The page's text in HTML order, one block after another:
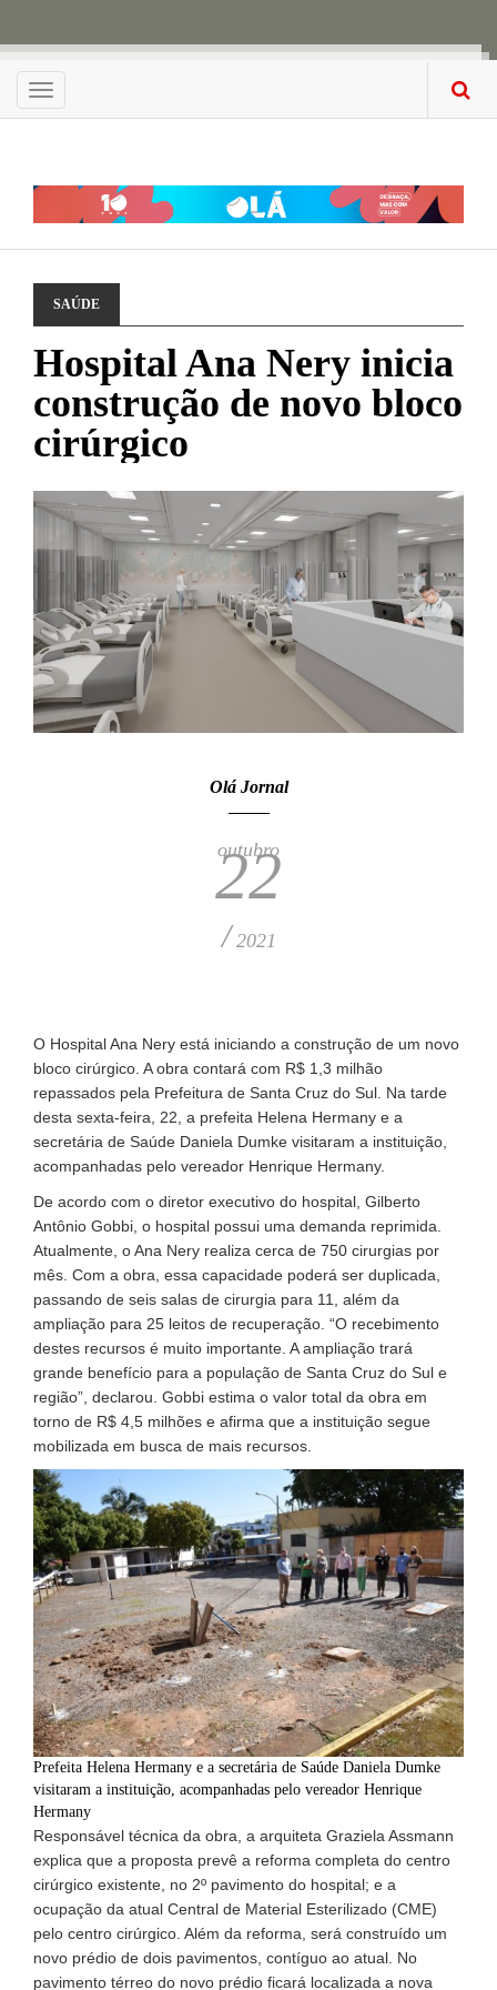
Menu
SAÚDE
Hospital Ana Nery inicia
construção de novo bloco
cirúrgico
Olá Jornal
outubro
22
/2021
O Hospital Ana Nery está iniciando a construção de um novo
bloco cirúrgico. A obra contará com R$ 1,3 milhão
repassados pela Prefeitura de Santa Cruz do Sul. Na tarde
desta sexta-feira, 22, a prefeita Helena Hermany e a
secretária de Saúde Daniela Dumke visitaram a instituição,
acompanhadas pelo vereador Henrique Hermany.
De acordo com o diretor executivo do hospital, Gilberto
Antônio Gobbi, o hospital possui uma demanda reprimida.
Atualmente, o Ana Nery realiza cerca de 750 cirurgias por
mês. Com a obra, essa capacidade poderá ser duplicada,
passando de seis salas de cirurgia para 11, além da
ampliação para 25 leitos de recuperação. “O recebimento
destes recursos é muito importante. A ampliação trará
grande benefício para a população de Santa Cruz do Sul e
região”, declarou. Gobbi estima o valor total da obra em
torno de R$ 4,5 milhões e afirma que a instituição segue
mobilizada em busca de mais recursos.
Prefeita Helena Hermany e a secretária de Saúde Daniela Dumke
visitaram a instituição, acompanhadas pelo vereador Henrique
Hermany
Responsável técnica da obra, a arquiteta Graziela Assmann
explica que a proposta prevê a reforma completa do centro
cirúrgico existente, no 2º pavimento do hospital; e a
ocupação da atual Central de Material Esterilizado (CME)
pelo centro cirúrgico. Além da reforma, será construído um
novo prédio de dois pavimentos, contíguo ao atual. No
pavimento térreo do novo prédio ficará localizada a nova